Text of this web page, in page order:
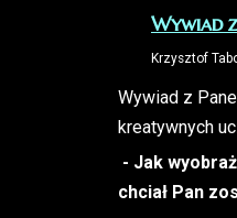
Wywiad
Krzysztof
Wywiad z
kreatywnych
- Jak
chciał Pan